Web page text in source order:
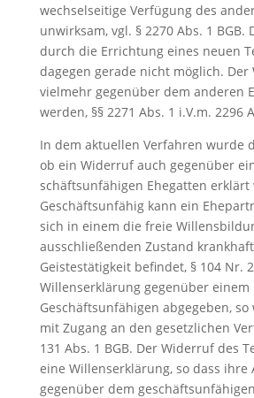
wechselseitige Verfügung des
unwirksam, vgl. § 2270 Abs. 1 BGB.
durch die Errichtung eines neuen
dagegen gerade nicht möglich.
vielmehr gegenüber dem anderen
werden, §§ 2271 Abs. 1 i.V.m. 2296
In dem aktuellen Verfahren wurde
ob ein Widerruf auch gegenüber
schäftsunfähigen Ehegatten erklärt
Geschäftsunfähig kann ein
sich in einem die freie
ausschließenden Zustand
Geistestätigkeit befindet, § 104 Nr.
Willenserklärung gegenüber einem
Geschäftsunfähigen abgegeben,
mit Zugang an den gesetzlichen
131 Abs. 1 BGB. Der Widerruf des
eine Willenserklärung, so dass ihre
gegenüber dem